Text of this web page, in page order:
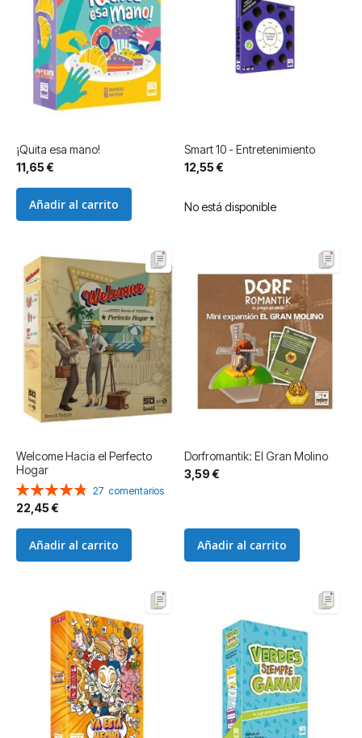
¡Quita esa mano!
11,65 €
Añadir al carrito
Smart 10 - Entretenimiento
12,55 €
No está disponible
Welcome Hacia el Perfecto
Hogar
Valoración:
97%
27 comentarios
22,45 €
Añadir al carrito
Dorfromantik: El Gran Molino
3,59 €
Añadir al carrito